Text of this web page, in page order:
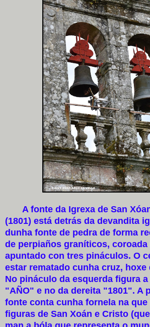
A fonte da Igrexa de San
(1801) está detrás da devandita
dunha fonte de pedra de forma
de perpiaños graníticos,
apuntado con tres pináculos. O
estar rematado cunha cruz, hoxe
No pináculo da esquerda figura
"AÑO" e no da dereita "1801". A
fonte conta cunha fornela na que
figuras de San Xoán e Cristo